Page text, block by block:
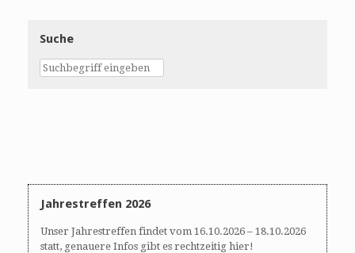
Suche
Jahrestreffen 2026
Unser Jahrestreffen findet vom 16.10.2026 – 18.10.2026
statt, genauere Infos gibt es rechtzeitig hier!